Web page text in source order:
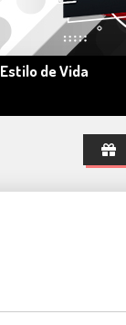
Estilo de Vida